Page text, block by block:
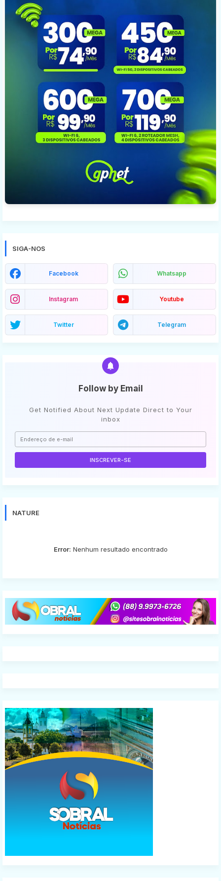
SIGA-NOS
Facebook Whatsapp
Instagram Youtube
Twitter Telegram
Follow by Email
Get Notified About Next Update Direct to Your
inbox
NATURE
Error: Nenhum resultado encontrado